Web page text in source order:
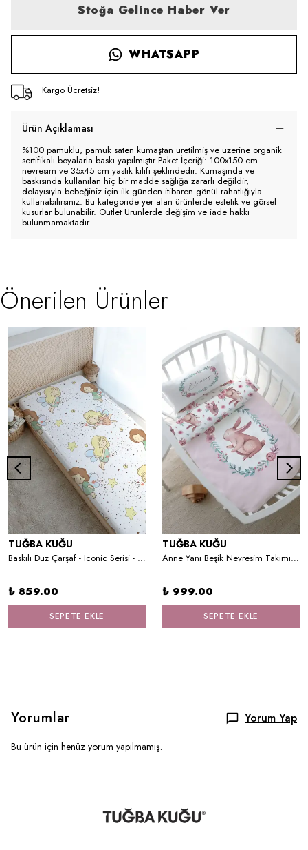
Stoğa Gelince Haber Ver
WHATSAPP
Kargo Ücretsiz!
Ürün Açıklaması
%100 pamuklu, pamuk saten kumaştan üretilmiş ve üzerine organik
sertifikalı boyalarla baskı yapılmıştır Paket İçeriği: 100x150 cm
nevresim ve 35x45 cm yastık kılıfı şeklindedir. Kumaşında ve
baskısında kullanılan hiç bir madde sağlığa zararlı değildir,
dolayısıyla bebeğiniz için ilk günden itibaren gönül rahatlığıyla
kullanabilirsiniz. Bu kategoride yer alan ürünlerde estetik ve görsel
kusurlar bulunabilir. Outlet Ürünlerde değişim ve iade hakkı
bulunmamaktadır.
Önerilen Ürünler
TUĞBA KUĞU
Baskılı Düz Çarşaf - Iconic Serisi - Girl Dream
₺ 859.00
SEPETE EKLE
TUĞBA KUĞU
Anne Yanı Beşik Nevresim Takımı (60x100) - Iconic Serisi - Pembe Çelenkli Tavşan
₺ 999.00
SEPETE EKLE
Yorumlar Yorum Yap
Bu ürün için henüz yorum yapılmamış.